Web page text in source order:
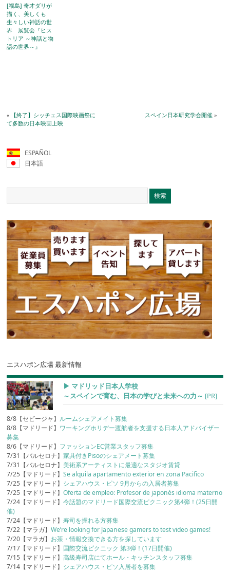
[福島] 奇才ダリが
描く、美しくも
生々しい神話の世
界 展覧会『ヒス
トリア ～神話と物
語の世界～』
« 【終了】シッチェス国際映画祭に
て多数の日本映画上映
スペイン日本研究学会開催»
ESPAÑOL
日本語
エスハポン広場 最新情報
▶︎ マドリッド日本人学校
～スペインで育む、日本の学びと未来への力～ [PR]
8/8【セビージャ】 ルームシェアメイト募集
8/8【マドリード】 ワーキングホリデー渡航者を支援する日本人アドバイザー
募集
8/6【マドリード】 ファッションEC営業スタッフ募集
7/31【バルセロナ】家具付きPisoのシェアメート募集
7/31【バルセロナ】美術系アーティストに最適なスタジオ賃貸
7/25【マドリード】Se alquila apartamento exterior en zona Pacifico
7/25【マドリード】 シェアハウス・ピソ 9月からの入居者募集
7/25【マドリード】Oferta de empleo: Profesor de japonés idioma materno
7/24【マドリード】今話題のマドリード国際交流ピクニック第4弾！(25日開
催)
7/24【マドリード】寿司を握れる方募集
7/22【マラガ】We’re looking for Japanese gamers to test video games!
7/20【マラガ】 お茶・情報交換できる方を探しています
7/17【マドリード】 国際交流ピクニック 第3弾！(17日開催)
7/15【マドリード】高級寿司店にてホール・キッチンスタッフ募集
7/14【マドリード】 シェアハウス・ピソ入居者を募集